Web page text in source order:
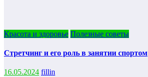
Красота и здоровье Полезные советы
Стретчинг и его роль в занятии спортом
16.05.2024 fillin